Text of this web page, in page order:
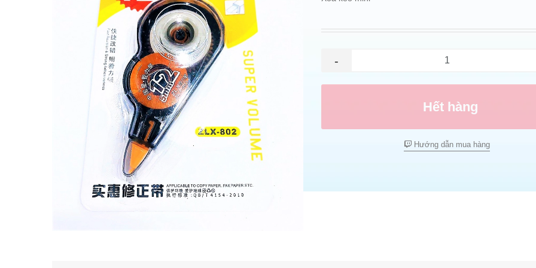
-
Hết hàng
Hướng dẫn mua hàng